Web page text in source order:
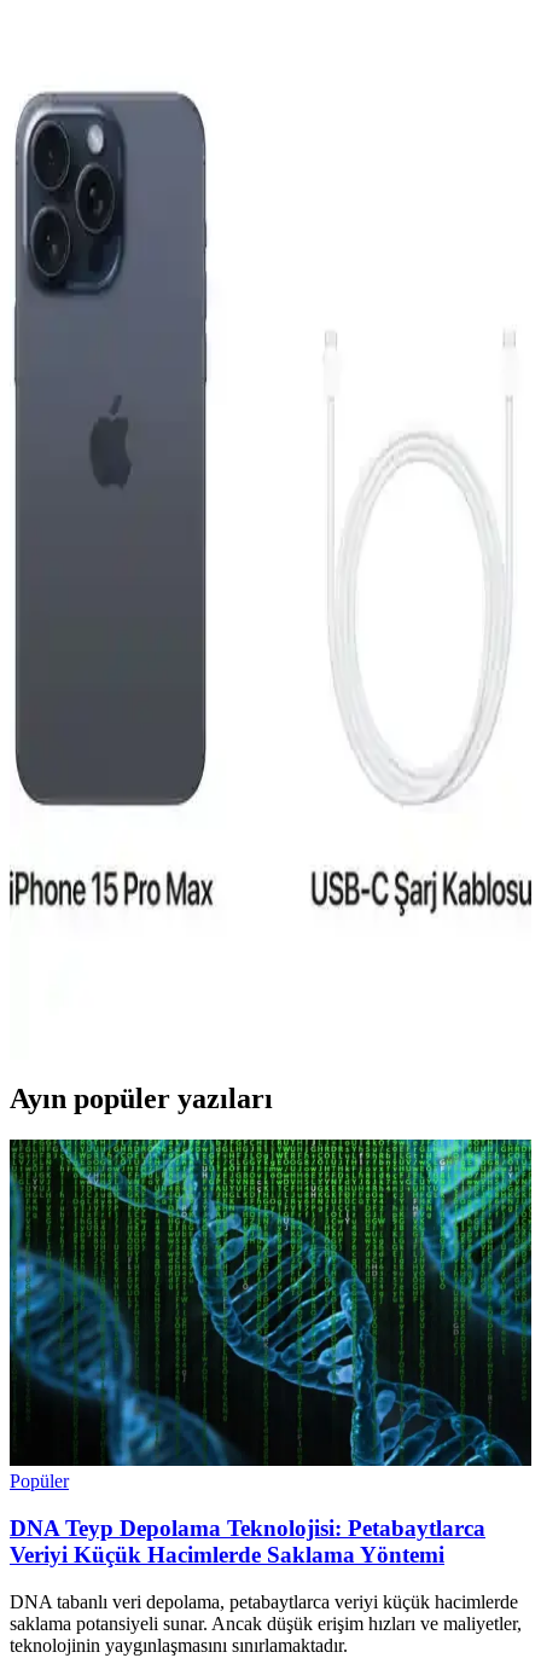
General Mobile GM 23 SE ve Casper VIA X40 Akıllı
Telefon Modellerinin Detaylı Karşılaştırması
İki telefonun ekran, pil, kamera ve performans özelliklerini
karşılaştırıyoruz. Günlük kullanımda avantajlar ve sınırlamalar
hakkında kapsamlı bilgi sunuyoruz.
Apple iPhone Air 512 GB Pamuk Beyazı: Hafif
Tasarım ve Yüksek Performanslı Akıllı Telefon
Apple iPhone Air 512 GB, ince ve hafif tasarımı, güçlü ekran ve
gelişmiş kamera sistemiyle günlük kullanımda yüksek performans
sunar.
Reeder S19 Max Beyaz Akıllı Telefon Günlük
Kullanım ve Özellikleri Detaylı İnceleme
Reeder S19 Max, şık tasarım, güçlü performans ve dayanıklılığıyla
günlük kullanım için ideal bir akıllı telefon. 4GB RAM ve 64GB
avantajlarıyla günlük ve profesyonel kullanımda fark yaratıyor.
Reeder S19 Max ve Pro Modellerinin Detaylı
Karşılaştırması 2023
ihtiyaçlarınıza daha uygun olduğunu öğrenin.
iPhone 15 Pro Taksit Seçenekleri ve Elektronik
Ayın popüler yazıları
Popüler
DNA Teyp Depolama Teknolojisi: Petabaytlarca
Veriyi Küçük Hacimlerde Saklama Yöntemi
DNA tabanlı veri depolama, petabaytlarca veriyi küçük hacimlerde
saklama potansiyeli sunar. Ancak düşük erişim hızları ve maliyetler,
teknolojinin yaygınlaşmasını sınırlamaktadır.